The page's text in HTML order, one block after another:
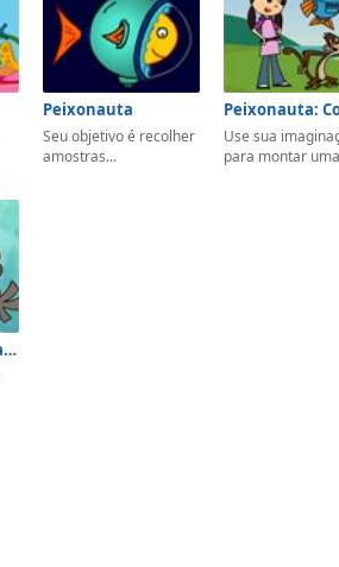
Peixonauta
Seu objetivo é recolher
amostras...
Use sua
para montar
Adolepeixes: Saltando em Águas Frescas